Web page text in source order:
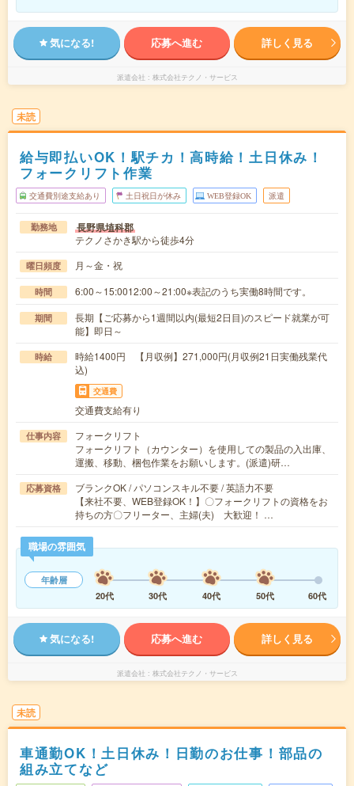
気になる! 応募へ進む 詳しく見る
派遣会社 株式会社テクノ・サービス
未読
給与即払いOK！駅チカ！高時給！土日休み！
フォークリフト作業
交通費別途支給あり 土日祝日が休み WEB登録OK 派遣
勤務地 長野県埴科郡
テクノさかき駅から徒歩4分
曜日頻度 月～金・祝
時間 6:00～15:0012:00～21:00※表記のうち実働8時間です。
期間
長期【ご応募から1週間以内(最短2日目)のスピード就業が可
能】即日～
時給
時給1400円 【月収例】271,000円(月収例21日実働残業代
込)
交通費
交通費支給有り
仕事内容
フォークリフト
フォークリフト（カウンター）を使用しての製品の入出庫、
運搬、移動、梱包作業をお願いします。(派遣)研…
応募資格
ブランクOK / パソコンスキル不要 / 英語力不要
【来社不要、WEB登録OK！】〇フォークリフトの資格をお
持ちの方〇フリーター、主婦(夫) 大歓迎！ …
職場の雰囲気
年齢層
20代
30代 40代 50代 60代
気になる! 応募へ進む 詳しく見る
派遣会社 株式会社テクノ・サービス
未読
車通勤OK！土日休み！日勤のお仕事！部品の
組み立てなど